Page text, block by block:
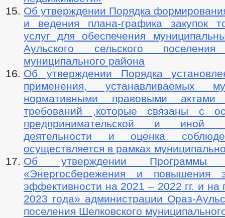
Об утверждении Порядка
и ведения плана-графика закупок
услуг для обеспечения
Аульского сельского поселения
муниципального района
Об утверждении Порядка
применения, устанавливаемых
нормативными правовыми актами
требований ,которые связаны с
предпринимательской и иной
деятельности и оценка
осуществляется в рамках
Об утверждении
«Энергосбережения и повышения
эффективности на 2021 – 2022 гг. и на
2023 года» администрации Ораз-
поселения Шелковского